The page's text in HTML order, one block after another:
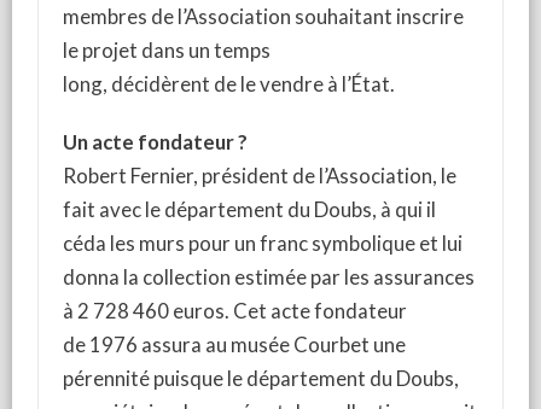
membres de l’Association souhaitant inscrire
le projet dans un temps
long, décidèrent de le vendre à l’État.
Un acte fondateur ?
Robert Fernier, président de l’Association, le
fait avec le département du Doubs, à qui il
céda les murs pour un franc symbolique et lui
donna la collection estimée par les assurances
à 2 728 460 euros. Cet acte fondateur
de 1976 assura au musée Courbet une
pérennité puisque le département du Doubs,